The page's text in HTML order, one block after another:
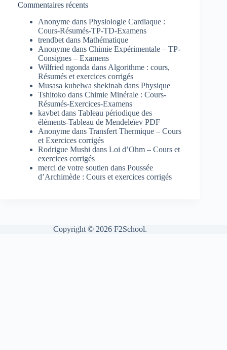
Commentaires récents
Anonyme dans Physiologie Cardiaque :
Cours-Résumés-TP-TD-Examens
trendbet dans Mathématique
Anonyme dans Chimie Expérimentale – TP-
Consignes – Examens
Wilfried ngonda dans Algorithme : cours,
Résumés et exercices corrigés
Musasa kubelwa shekinah dans Physique
Tshitoko dans Chimie Minérale : Cours-
Résumés-Exercices-Examens
kavbet dans Tableau périodique des
éléments-Tableau de Mendeleïev PDF
Anonyme dans Transfert Thermique – Cours
et Exercices corrigés
Rodrigue Mushi dans Loi d’Ohm – Cours et
exercices corrigés
merci de votre soutien dans Poussée
d’Archimède : Cours et exercices corrigés
Copyright © 2026 F2School.